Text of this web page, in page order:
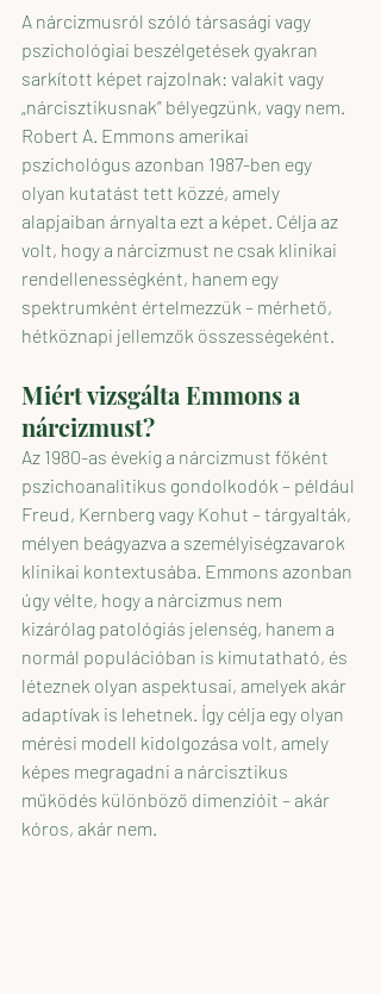
A nárcizmusról szóló társasági vagy
pszichológiai beszélgetések gyakran
sarkított képet rajzolnak: valakit vagy
„nárcisztikusnak” bélyegzünk, vagy nem.
Robert A. Emmons amerikai
pszichológus azonban 1987-ben egy
olyan kutatást tett közzé, amely
alapjaiban árnyalta ezt a képet. Célja az
volt, hogy a nárcizmust ne csak klinikai
rendellenességként, hanem egy
spektrumként értelmezzük – mérhető,
hétköznapi jellemzők összességeként.
Miért vizsgálta Emmons a
nárcizmust?
Az 1980-as évekig a nárcizmust főként
pszichoanalitikus gondolkodók – például
Freud, Kernberg vagy Kohut – tárgyalták,
mélyen beágyazva a személyiségzavarok
klinikai kontextusába. Emmons azonban
úgy vélte, hogy a nárcizmus nem
kizárólag patológiás jelenség, hanem a
normál populációban is kimutatható, és
léteznek olyan aspektusai, amelyek akár
adaptívak is lehetnek. Így célja egy olyan
mérési modell kidolgozása volt, amely
képes megragadni a nárcisztikus
működés különböző dimenzióit – akár
kóros, akár nem.